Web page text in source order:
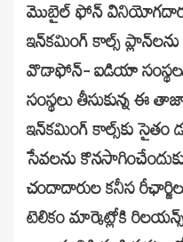
మొబైల్‌ ఫోన్‌
ఇన్‌కమింగ్‌ కాల్స్‌
వొడాఫోన్‌- ఐడియా
సంస్థలు తీసుకున్న ఈ
ఇన్‌కమింగ్‌ కాల్స్‌కు సైతం
సేవలను
చందాదారుల కనీస
టెలికం మార్కెట్లోకి